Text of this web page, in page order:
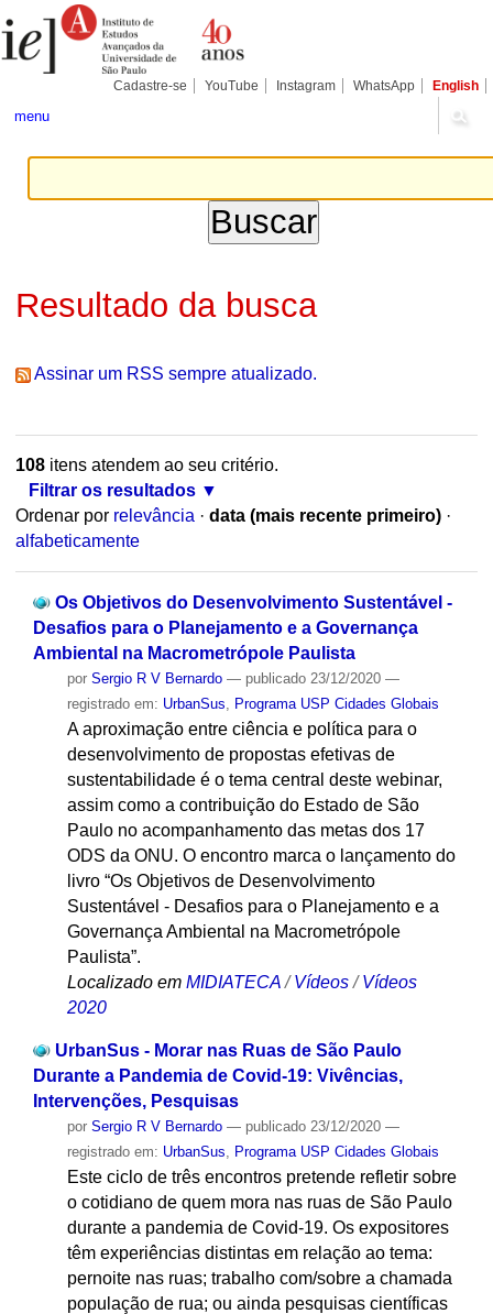
para
conteúdo.
Pessoais
Cadastre-se YouTube Instagram WhatsApp English
menu
Resultado da busca
Assinar um RSS sempre atualizado.
108itens atendem ao seu critério.
Filtrar os resultados
Ordenar por relevância · data (mais recente primeiro) ·
alfabeticamente
Os Objetivos do Desenvolvimento Sustentável -
Desafios para o Planejamento e a Governança
Ambiental na Macrometrópole Paulista
por Sergio R V Bernardo — publicado23/12/2020 —
registrado em: UrbanSus Programa USP Cidades Globais
A aproximação entre ciência e política para o
desenvolvimento de propostas efetivas de
sustentabilidade é o tema central deste webinar,
assim como a contribuição do Estado de São
Paulo no acompanhamento das metas dos 17
ODS da ONU. O encontro marca o lançamento do
livro “Os Objetivos de Desenvolvimento
Sustentável - Desafios para o Planejamento e a
Governança Ambiental na Macrometrópole
Paulista”.
Localizado em MIDIATECA /Vídeos /Vídeos
2020
UrbanSus - Morar nas Ruas de São Paulo
Durante a Pandemia de Covid-19: Vivências,
Intervenções, Pesquisas
por Sergio R V Bernardo — publicado23/12/2020 —
registrado em: UrbanSus Programa USP Cidades Globais
Este ciclo de três encontros pretende refletir sobre
o cotidiano de quem mora nas ruas de São Paulo
durante a pandemia de Covid-19. Os expositores
têm experiências distintas em relação ao tema:
pernoite nas ruas; trabalho com/sobre a chamada
população de rua; ou ainda pesquisas científicas